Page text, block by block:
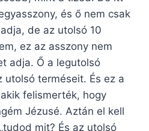
és ő nem csak
de az utolsó 10
ez az asszony nem
adja. Ő a legutolsó
utolsó terméseit. És ez a
felismerték, hogy
Jézusé. Aztán el kell
mit? És az utolsó